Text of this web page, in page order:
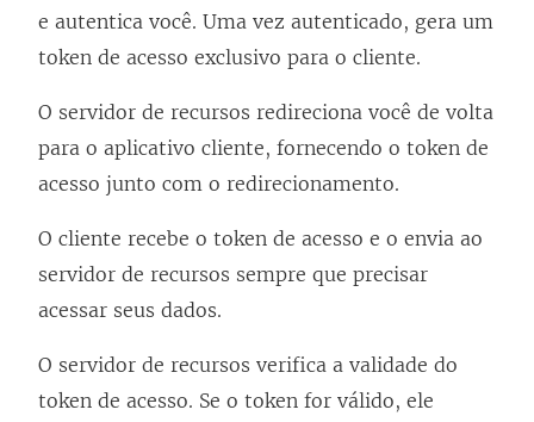
e autentica você. Uma vez autenticado, gera um
token de acesso exclusivo para o cliente.
O servidor de recursos redireciona você de volta
para o aplicativo cliente, fornecendo o token de
acesso junto com o redirecionamento.
O cliente recebe o token de acesso e o envia ao
servidor de recursos sempre que precisar
acessar seus dados.
O servidor de recursos verifica a validade do
token de acesso. Se o token for válido, ele